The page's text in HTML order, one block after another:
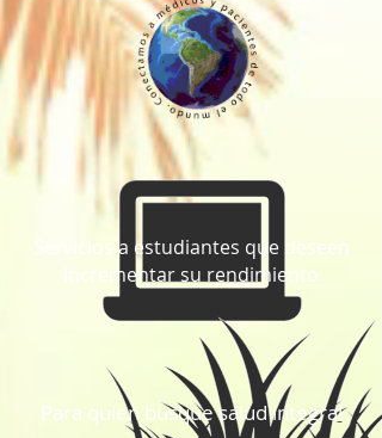
Servicios a estudiantes que deseen
incrementar su rendimiento
Para quien busque salud integral